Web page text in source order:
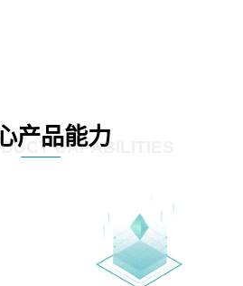
产品能力
CAPABILITIES